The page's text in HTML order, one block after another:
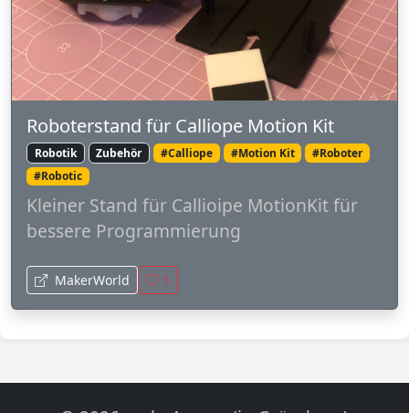
Roboterstand für Calliope Motion Kit
Robotik Zubehör #Calliope #Motion Kit
#Roboter
#Robotic
Kleiner Stand für Callioipe MotionKit für
bessere Programmierung
MakerWorld 1